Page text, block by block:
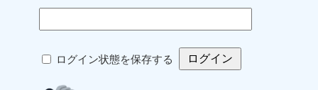
ログイン状態を保存する